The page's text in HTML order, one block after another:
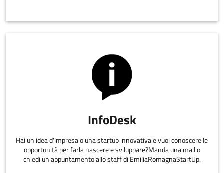
InfoDesk
Hai un'idea d'impresa o una startup innovativa e vuoi conoscere le
opportunità per farla nascere e sviluppare?Manda una mail o
chiedi un appuntamento allo staff di EmiliaRomagnaStartUp.